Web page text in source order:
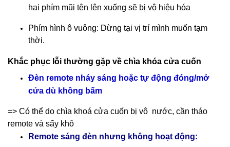
hai phím mũi tên lên xuống sẽ bị vô hiệu hóa
Phím hình ô vuông: Dừng tại vị trí mình muốn tạm
thời.
Khắc phục lỗi thường gặp về chìa khóa cửa cuốn
Đèn remote nháy sáng hoặc tự động đóng/mở
cửa dù không bấm
=> Có thể do chìa khoá cửa cuốn bị vô nước, cần tháo
remote và sấy khô
Remote sáng đèn nhưng không hoạt động: